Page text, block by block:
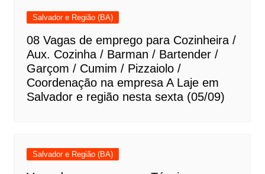
Salvador e Região (BA)
08 Vagas de emprego para Cozinheira /
Aux. Cozinha / Barman / Bartender /
Garçom / Cumim / Pizzaiolo /
Coordenação na empresa A Laje em
Salvador e região nesta sexta (05/09)
Salvador e Região (BA)